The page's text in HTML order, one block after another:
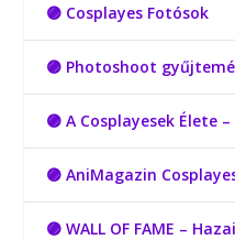
🟣 Cosplayes Fotósok
🟣 Photoshoot
🟣 A Cosplayesek Élete
🟣 AniMagazin
🟣 WALL OF FAME –